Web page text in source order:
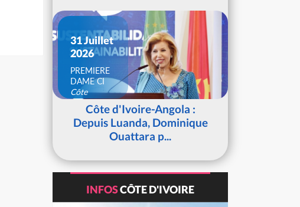
31 Juillet
2026
PREMIERE
DAME CI
Côte
d'IvoireCôte d'Ivoire-Angola :
Depuis Luanda, Dominique
Ouattara p...
INFOSCÔTE D'IVOIRE